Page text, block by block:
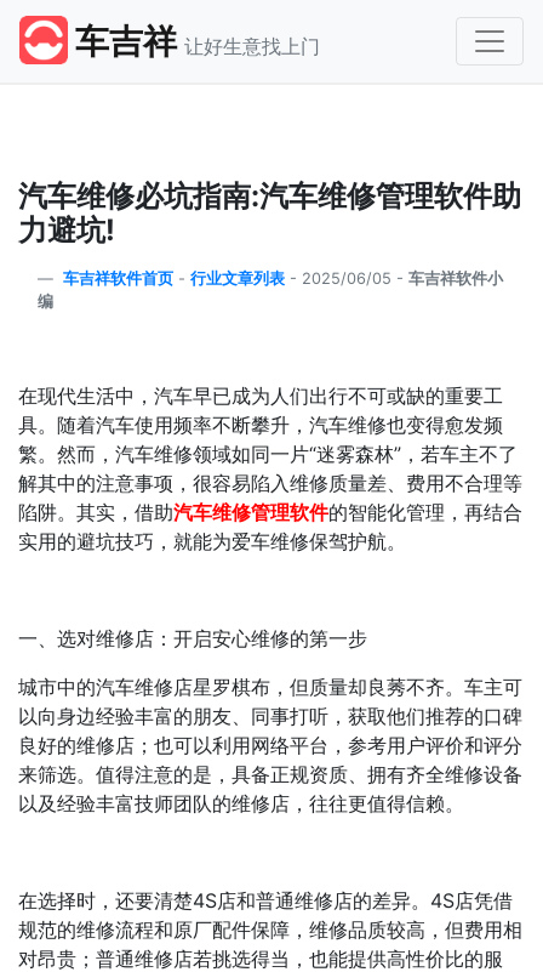
车吉祥 让好生意找上门
汽车维修必坑指南:汽车维修管理软件助
力避坑!
车吉祥软件首页 - 行业文章列表 - 2025/06/05 - 车吉祥软件小
编
在现代生活中，汽车早已成为人们出行不可或缺的重要工
具。随着汽车使用频率不断攀升，汽车维修也变得愈发频
繁。然而，汽车维修领域如同一片“迷雾森林”，若车主不了
解其中的注意事项，很容易陷入维修质量差、费用不合理等
陷阱。其实，借助汽车维修管理软件的智能化管理，再结合
实用的避坑技巧，就能为爱车维修保驾护航。
一、选对维修店：开启安心维修的第一步
城市中的汽车维修店星罗棋布，但质量却良莠不齐。车主可
以向身边经验丰富的朋友、同事打听，获取他们推荐的口碑
良好的维修店；也可以利用网络平台，参考用户评价和评分
来筛选。值得注意的是，具备正规资质、拥有齐全维修设备
以及经验丰富技师团队的维修店，往往更值得信赖。
在选择时，还要清楚4S店和普通维修店的差异。4S店凭借
规范的维修流程和原厂配件保障，维修品质较高，但费用相
对昂贵；普通维修店若挑选得当，也能提供高性价比的服